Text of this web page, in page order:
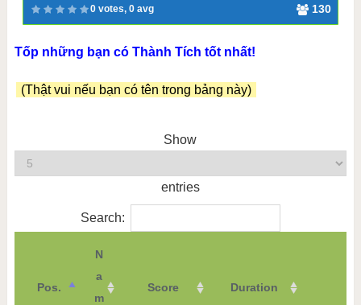
0 votes, 0 avg 130
Tốp những bạn có Thành Tích tốt nhất!
(Thật vui nếu bạn có tên trong bảng này)
Show
entries
Search:
Pos.
N
a
m
Score Duration